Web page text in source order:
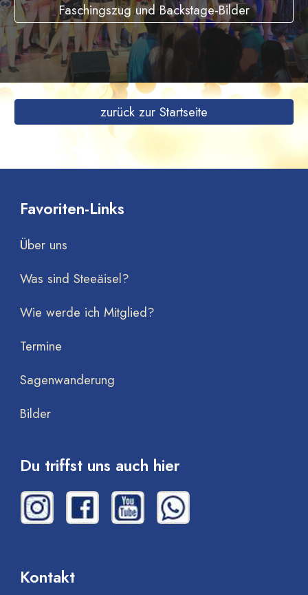
Faschingszug und Backstage-Bilder
zurück zur Startseite
Favoriten-Links
Über uns
Was sind Steeäisel?
Wie werde ich Mitglied?
Termine
Sagenwanderung
Bilder
Du triffst uns auch hier
Kontakt